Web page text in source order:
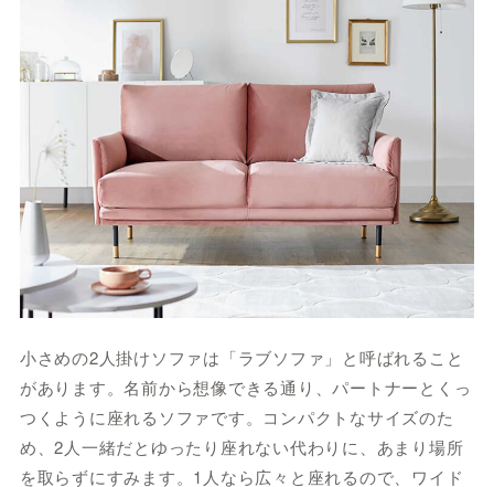
小さめの2人掛けソファは「ラブソファ」と呼ばれること
があります。名前から想像できる通り、パートナーとくっ
つくように座れるソファです。コンパクトなサイズのた
め、2人一緒だとゆったり座れない代わりに、あまり場所
を取らずにすみます。1人なら広々と座れるので、ワイド